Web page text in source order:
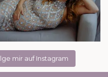
mir auf Instagram